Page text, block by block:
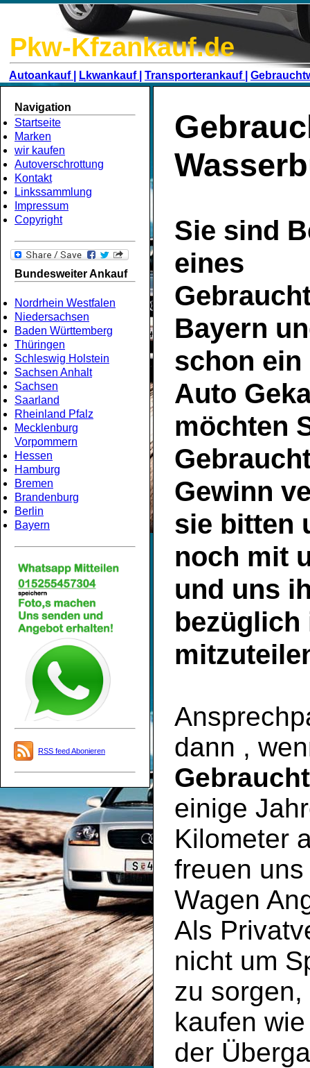
Pkw-Kfzankauf.de
Autoankauf | Lkwankauf | Transporterankauf |
Navigation
Startseite
Marken
wir kaufen
Autoverschrottung
Kontakt
Linkssammlung
Impressum
Copyright
Bundesweiter Ankauf
Nordrhein Westfalen
Niedersachsen
Baden Württemberg
Thüringen
Schleswig Holstein
Sachsen Anhalt
Sachsen
Saarland
Rheinland Pfalz
Mecklenburg
Vorpommern
Hessen
Hamburg
Bremen
Brandenburg
Berlin
Bayern
RSS feed Abonieren
Sie sind
eines
Bayern
schon ein
Auto
möchten
Gewinn
sie bitten
noch mit
und uns
dann ,
einige
Kilometer
freuen
Wagen
Als
nicht um
zu
kaufen
der